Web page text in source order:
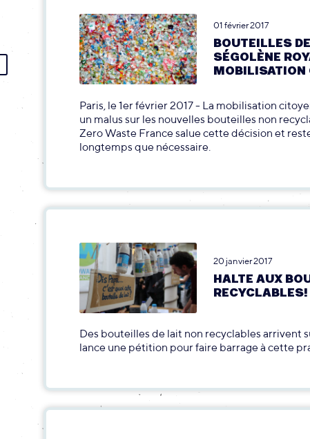
01 février 2017
BOUTEILLES
SÉGOLÈNE
MOBILISATION
Paris, le 1er février 2017 - La mobilisation
un malus sur les nouvelles bouteilles non
Zero Waste France salue cette décision et
longtemps que nécessaire.
20 janvier 2017
HALTE AUX
RECYCLABLES!
Des bouteilles de lait non recyclables arrivent
lance une pétition pour faire barrage à cette